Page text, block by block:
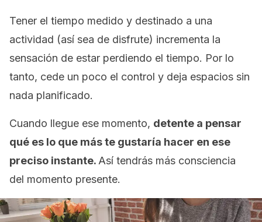
Tener el tiempo medido y destinado a una
actividad (así sea de disfrute) incrementa la
sensación de estar perdiendo el tiempo. Por lo
tanto, cede un poco el control y deja espacios sin
nada planificado.
Cuando llegue ese momento, detente a pensar
qué es lo que más te gustaría hacer en ese
preciso instante. Así tendrás más consciencia
del momento presente.